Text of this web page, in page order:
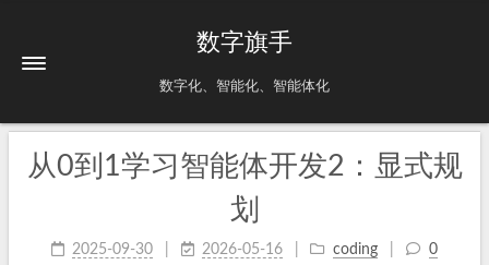
数字旗手
数字化、智能化、智能体化
从0到1学习智能体开发2：显式规
划
2025-09-30 2026-05-16 coding
0